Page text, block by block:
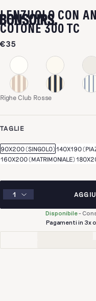
LENZUOLO CON
COTONE 300 TC
€35
Righe Club Rosse
TAGLIE
90X200 (SINGOLO)140X190
160X200 (MATRIMONIALE)
Disponibile-
Pagamenti in 3x